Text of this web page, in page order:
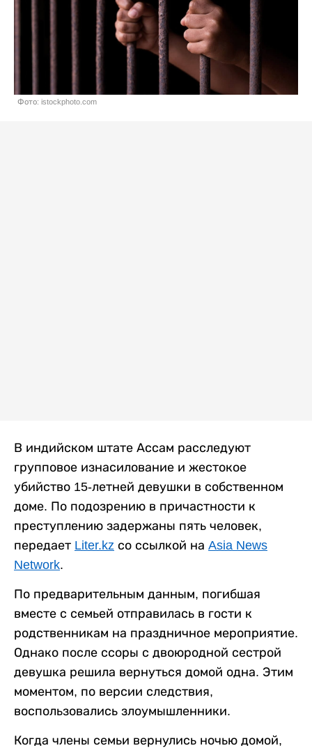
Фото: istockphoto.com
В индийском штате Ассам расследуют
групповое изнасилование и жестокое
убийство 15-летней девушки в собственном
доме. По подозрению в причастности к
преступлению задержаны пять человек,
передает Liter.kz со ссылкой на Asia News
Network.
По предварительным данным, погибшая
вместе с семьей отправилась в гости к
родственникам на праздничное мероприятие.
Однако после ссоры с двоюродной сестрой
девушка решила вернуться домой одна. Этим
моментом, по версии следствия,
воспользовались злоумышленники.
Когда члены семьи вернулись ночью домой,